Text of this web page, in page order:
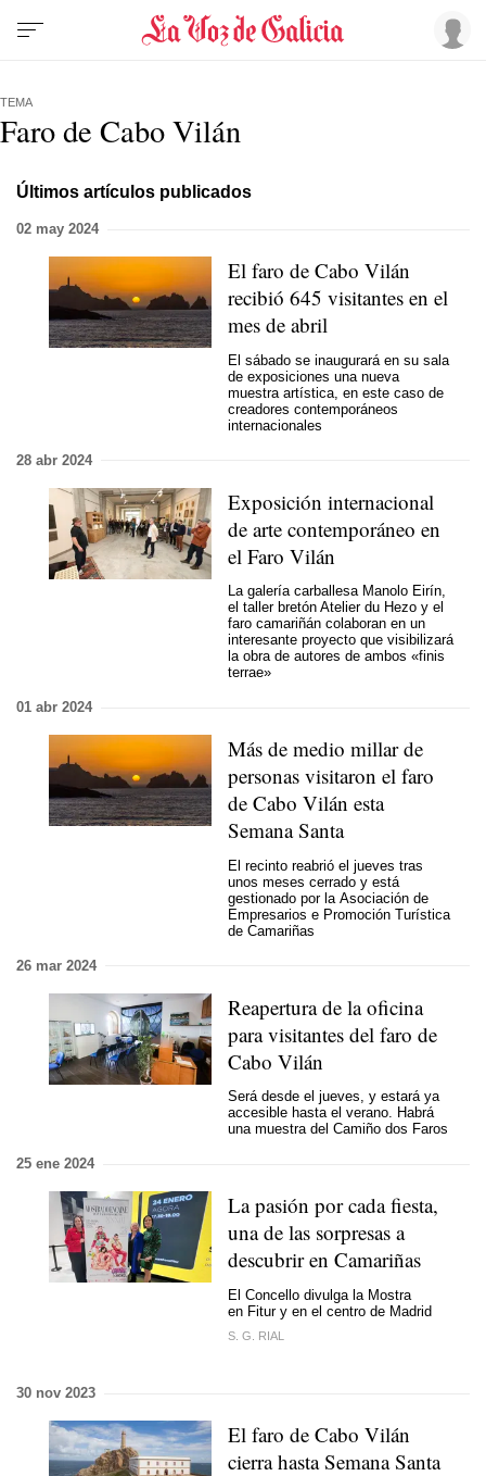
TEMA
Faro de Cabo Vilán
Últimos artículos publicados
02 may 2024
El faro de Cabo Vilán
recibió 645 visitantes en el
mes de abril
El sábado se inaugurará en su sala
de exposiciones una nueva
muestra artística, en este caso de
creadores contemporáneos
internacionales
28 abr 2024
Exposición internacional
de arte contemporáneo en
el Faro Vilán
La galería carballesa Manolo Eirín,
el taller bretón Atelier du Hezo y el
faro camariñán colaboran en un
interesante proyecto que visibilizará
la obra de autores de ambos «finis
terrae»
01 abr 2024
Más de medio millar de
personas visitaron el faro
de Cabo Vilán esta
Semana Santa
El recinto reabrió el jueves tras
unos meses cerrado y está
gestionado por la Asociación de
Empresarios e Promoción Turística
de Camariñas
26 mar 2024
Reapertura de la oficina
para visitantes del faro de
Cabo Vilán
Será desde el jueves, y estará ya
accesible hasta el verano. Habrá
una muestra del Camiño dos Faros
25 ene 2024
La pasión por cada fiesta,
una de las sorpresas a
descubrir en Camariñas
El Concello divulga la Mostra
en Fitur y en el centro de Madrid
S. G. RIAL
30 nov 2023
El faro de Cabo Vilán
cierra hasta Semana Santa